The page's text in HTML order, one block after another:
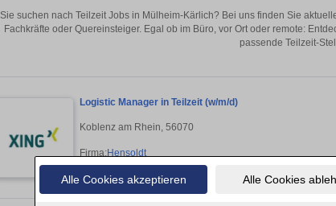
Alle Cookies akzeptieren Alle Cookies
Sie suchen nach Teilzeit Jobs in Mülheim-Kärlich? Bei uns finden Sie
Fachkräfte oder Quereinsteiger. Egal ob im Büro, vor Ort oder remote:
passende Teilzeit-
Logistic Manager in Teilzeit (w/m/d)
Koblenz am Rhein, 56070
Firma:Hensoldt